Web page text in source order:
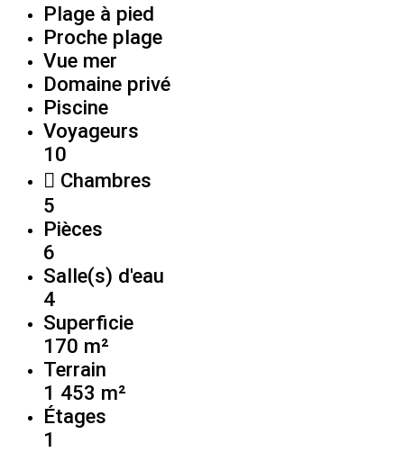
Plage à pied
Proche plage
Vue mer
Domaine privé
Piscine
Voyageurs
10
Chambres
5
Pièces
6
Salle(s) d'eau
4
Superficie
170 m²
Terrain
1 453 m²
Étages
1